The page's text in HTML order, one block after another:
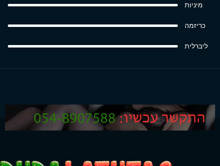
מיניות
כריזמה
ליברלית